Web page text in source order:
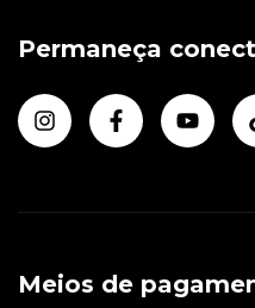
Permaneça
Meios de